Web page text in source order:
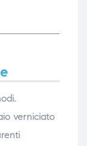
verniciato